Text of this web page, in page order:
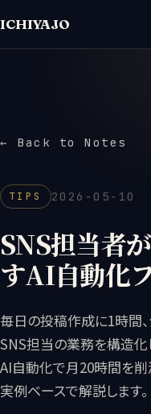
ICHIYAJO
— TIPS
← Back to Notes
TIPS 2026-05-10
SNS担当者
すAI自動化
毎日の投稿作成に1時間、
SNS担当の業務を構造化
AI自動化で月20時間を削
実例ベースで解説します。